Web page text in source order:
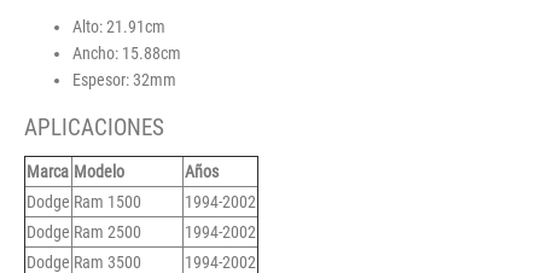
Alto: 21.91cm
Ancho: 15.88cm
Espesor: 32mm
APLICACIONES
Marca Modelo
Años
Dodge Ram 1500
1994-2002
Dodge Ram 2500
1994-2002
Dodge Ram 3500
1994-2002